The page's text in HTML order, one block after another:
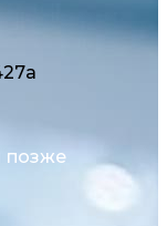
позже